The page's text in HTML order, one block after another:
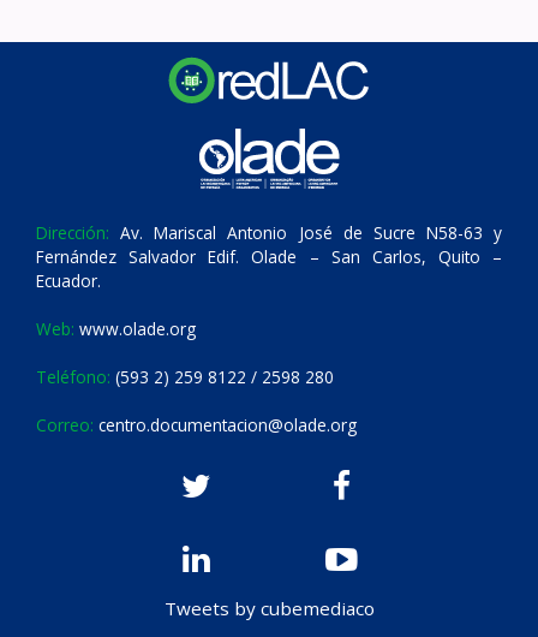
Dirección: Av. Mariscal Antonio José de Sucre N58-63 y
Fernández Salvador Edif. Olade – San Carlos, Quito –
Ecuador.
Web: www.olade.org
Teléfono: (593 2) 259 8122 / 2598 280
Correo: centro.documentacion@olade.org
Tweets by cubemediaco